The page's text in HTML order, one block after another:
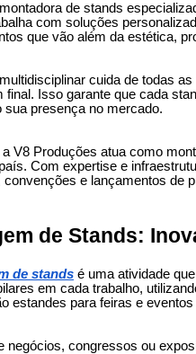
de stands
com soluções
que vão além da estética,
cuida de todas
final. Isso garante que cada
sua presença no mercado.
V8 Produções atua como
Com expertise e
e lançamentos de
de Stands:
de stands é uma atividade
em cada trabalho,
estandes para feiras e
negócios, congressos ou